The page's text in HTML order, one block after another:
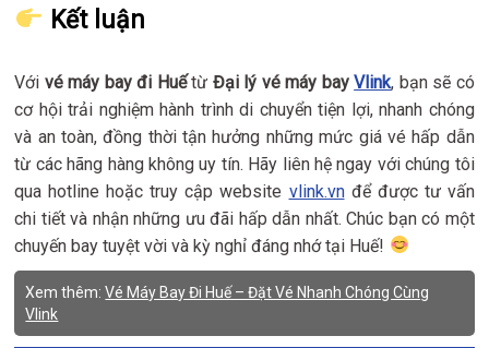
Kết luận
Với vé máy bay đi Huếtừ Đại lý vé máy bayVlink, bạn sẽ có
cơ hội trải nghiệm hành trình di chuyển tiện lợi, nhanh chóng
và an toàn, đồng thời tận hưởng những mức giá vé hấp dẫn
từ các hãng hàng không uy tín. Hãy liên hệ ngay với chúng tôi
qua hotline hoặc truy cập website vlink.vnđể được tư vấn
chi tiết và nhận những ưu đãi hấp dẫn nhất. Chúc bạn có một
chuyến bay tuyệt vời và kỳ nghỉ đáng nhớ tại Huế!
Xem thêm:Vé Máy Bay Đi Huế – Đặt Vé Nhanh Chóng Cùng
Vlink